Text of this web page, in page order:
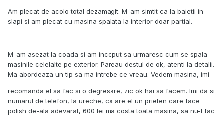
Am plecat de acolo total dezamagit. M-am simtit ca la baietii in
slapi si am plecat cu masina spalata la interior doar partial.
M-am asezat la coada si am inceput sa urmaresc cum se spala
masinile celelalte pe exterior. Pareau destul de ok, atenti la detalii.
Ma abordeaza un tip sa ma intrebe ce vreau. Vedem masina, imi
recomanda el sa fac si o degresare, zic ok hai sa facem. Imi da si
numarul de telefon, la ureche, ca are el un prieten care face
polish de-ala adevarat, 600 lei ma costa toata masina, sa nu-l fac